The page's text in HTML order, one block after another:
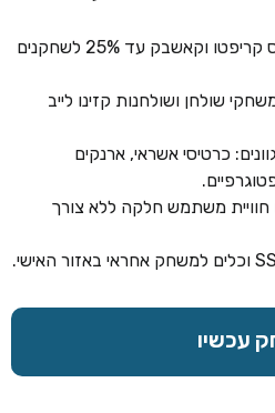
בונוסי רילוד שבועיים, בונוס קריפטו וקאשבק עד 25% לשחקנים
שולחן ושולחנות קזינו לייב
כרטיסי אשראי, ארנקים
משתמש חלקה ללא צורך
עכשיו